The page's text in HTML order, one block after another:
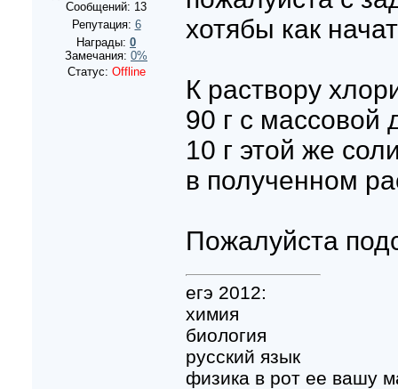
Сообщений: 13
Репутация: 6
Награды: 0
Замечания: 0%
Статус: Offline
хотябы как
К раствору
90 г с массовой
10 г этой же
в полученном
Пожалуйста
егэ 2012:
химия
биология
русский язык
физика в рот ее вашу